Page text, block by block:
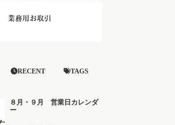
RECENT TAGS
８月・９月 営業日カレンダ
ー